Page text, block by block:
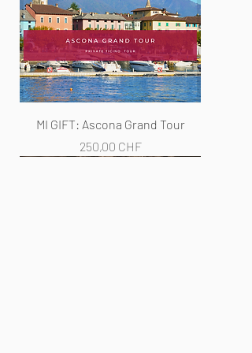
MI GIFT: Ascona Grand Tour
Prezzo
250,00 CHF